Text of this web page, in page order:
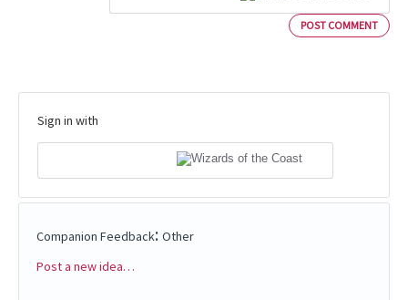
POST COMMENT
Sign in with
Companion Feedback: Other
Categories
Post a new idea…